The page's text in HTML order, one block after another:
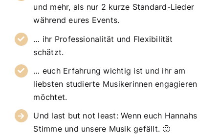
und mehr, als nur 2 kurze Standard-Lieder
während eures Events.
… ihr Professionalität und Flexibilität
schätzt.
… euch Erfahrung wichtig ist und ihr am
liebsten studierte Musikerinnen engagieren
möchtet.
Und last but not least: Wenn euch Hannahs
Stimme und unsere Musik gefällt. 🙂